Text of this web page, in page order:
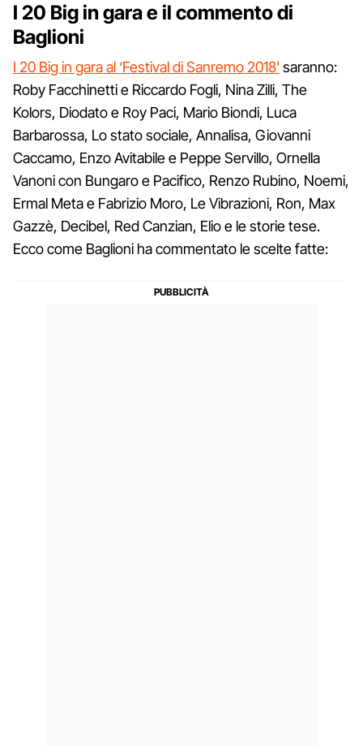
I 20 Big in gara e il commento di
Baglioni
I 20 Big in gara al ‘Festival di Sanremo 2018' saranno:
Roby Facchinetti e Riccardo Fogli, Nina Zilli, The
Kolors, Diodato e Roy Paci, Mario Biondi, Luca
Barbarossa, Lo stato sociale, Annalisa, Giovanni
Caccamo, Enzo Avitabile e Peppe Servillo, Ornella
Vanoni con Bungaro e Pacifico, Renzo Rubino, Noemi,
Ermal Meta e Fabrizio Moro, Le Vibrazioni, Ron, Max
Gazzè, Decibel, Red Canzian, Elio e le storie tese.
Ecco come Baglioni ha commentato le scelte fatte: